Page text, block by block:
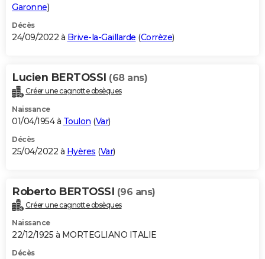
Garonne)
Décès
24/09/2022 à Brive-la-Gaillarde (Corrèze)
Lucien BERTOSSI (68 ans)
Créer une cagnotte obsèques
Naissance
01/04/1954 à Toulon (Var)
Décès
25/04/2022 à Hyères (Var)
Roberto BERTOSSI (96 ans)
Créer une cagnotte obsèques
Naissance
22/12/1925 à MORTEGLIANO ITALIE
Décès